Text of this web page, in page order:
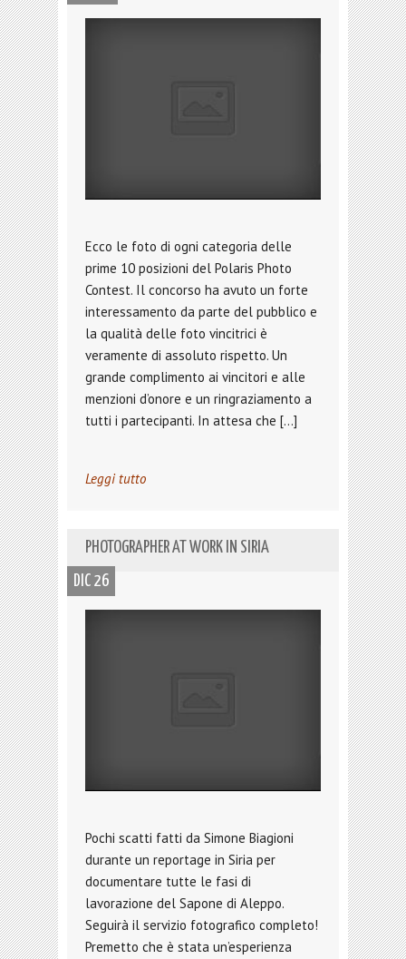
Ecco le foto di ogni categoria delle
prime 10 posizioni del Polaris Photo
Contest. Il concorso ha avuto un forte
interessamento da parte del pubblico e
la qualità delle foto vincitrici è
veramente di assoluto rispetto. Un
grande complimento ai vincitori e alle
menzioni d’onore e un ringraziamento a
tutti i partecipanti. In attesa che […]
Leggi tutto
PHOTOGRAPHER AT WORK IN SIRIA
DIC 26
Pochi scatti fatti da Simone Biagioni
durante un reportage in Siria per
documentare tutte le fasi di
lavorazione del Sapone di Aleppo.
Seguirà il servizio fotografico completo!
Premetto che è stata un’esperienza